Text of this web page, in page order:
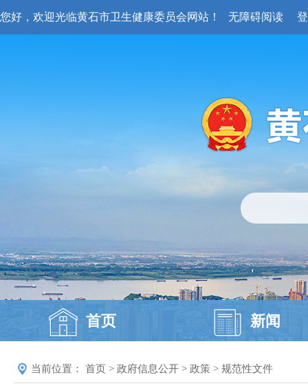
您好，欢迎光临黄石市卫生健康委员会网站！ 无障碍阅读
首页 新闻
当前位置： 首页 > 政府信息公开 > 政策 > 规范性文件